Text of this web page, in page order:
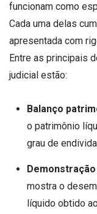
funcionam como
Cada uma delas
apresentada com
Entre as principais
judicial estão:
Balanço
o patrimônio
grau de
mostra o
líquido obtido